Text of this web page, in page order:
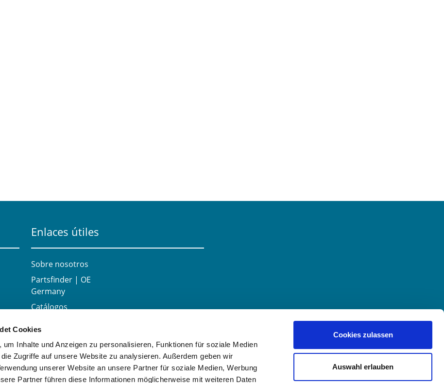
Cookies
Inhalte und Anzeigen zu personalisieren, Funktionen für soziale Medien
Zugriffe auf unsere Website zu analysieren. Außerdem geben wir
unserer Website an unsere Partner für soziale Medien, Werbung
Partner führen diese Informationen möglicherweise mit weiteren Daten
Cookies zulassen
Auswahl erlauben
Enlaces útiles
Sobre nosotros
Partsfinder | OE
Germany
Catálogos